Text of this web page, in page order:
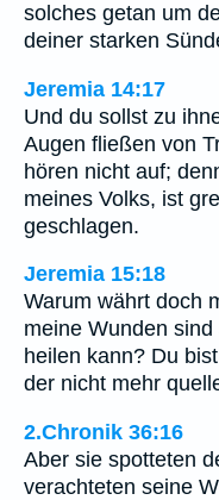
solches getan um
deiner starken
Jeremia 14:17
Und du sollst zu
Augen fließen von
hören nicht auf;
meines Volks, ist
geschlagen.
Jeremia 15:18
Warum währt doch
meine Wunden
heilen kann? Du
der nicht mehr
2.Chronik 36:16
Aber sie spotteten
verachteten seine